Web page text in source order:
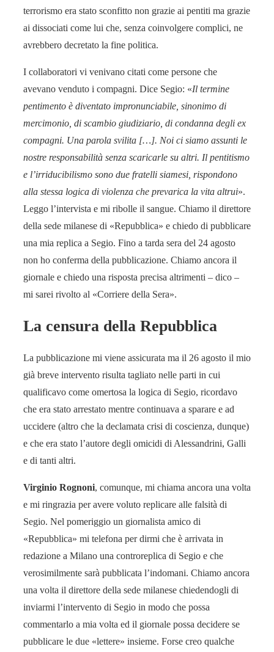
terrorismo era stato sconfitto non grazie ai pentiti ma grazie
ai dissociati come lui che, senza coinvolgere complici, ne
avrebbero decretato la fine politica.
I collaboratori vi venivano citati come persone che
avevano venduto i compagni. Dice Segio: «Il termine
pentimento è diventato impronunciabile, sinonimo di
mercimonio, di scambio giudiziario, di condanna degli ex
compagni. Una parola svilita […]. Noi ci siamo assunti le
nostre responsabilità senza scaricarle su altri. Il pentitismo
e l’irriducibilismo sono due fratelli siamesi, rispondono
alla stessa logica di violenza che prevarica la vita altrui».
Leggo l’intervista e mi ribolle il sangue. Chiamo il direttore
della sede milanese di «Repubblica» e chiedo di pubblicare
una mia replica a Segio. Fino a tarda sera del 24 agosto
non ho conferma della pubblicazione. Chiamo ancora il
giornale e chiedo una risposta precisa altrimenti – dico –
mi sarei rivolto al «Corriere della Sera».
La censura della Repubblica
La pubblicazione mi viene assicurata ma il 26 agosto il mio
già breve intervento risulta tagliato nelle parti in cui
qualificavo come omertosa la logica di Segio, ricordavo
che era stato arrestato mentre continuava a sparare e ad
uccidere (altro che la declamata crisi di coscienza, dunque)
e che era stato l’autore degli omicidi di Alessandrini, Galli
e di tanti altri.
Virginio Rognoni, comunque, mi chiama ancora una volta
e mi ringrazia per avere voluto replicare alle falsità di
Segio. Nel pomeriggio un giornalista amico di
«Repubblica» mi telefona per dirmi che è arrivata in
redazione a Milano una controreplica di Segio e che
verosimilmente sarà pubblicata l’indomani. Chiamo ancora
una volta il direttore della sede milanese chiedendogli di
inviarmi l’intervento di Segio in modo che possa
commentarlo a mia volta ed il giornale possa decidere se
pubblicare le due «lettere» insieme. Forse creo qualche